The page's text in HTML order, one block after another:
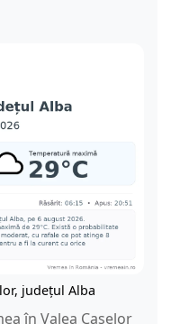
județul Alba
în Valea Caselor